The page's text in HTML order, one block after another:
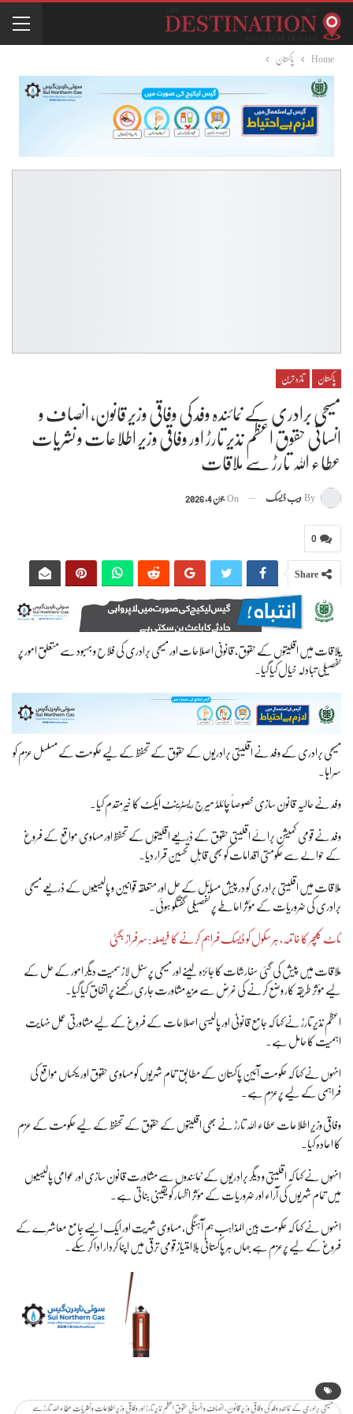
Home پاکستان
پاکستان تازہ ترین
مسیحی برادری کے نمائندہ وفد کی وفاقی وزیر قانون، انصاف و
انسانی حقوق اعظم نذیر تارڑ اور وفاقی وزیر اطلاعات و نشریات
عطاء اللہ تارڑ سے ملاقات
By ویب ڈیسک On جون 4, 2026
0
Share
ملاقات میں اقلیتوں کے حقوق، قانونی اصلاحات اور مسیحی برادری کی فلاح و بہبود سے متعلق امور پر
تفصیلی تبادلہ خیال کیا گیا۔
مسیحی برادری کے وفد نے اقلیتی برادریوں کے حقوق کے تحفظ کے لیے حکومت کے مسلسل عزم کو
سراہا۔
وفد نے حالیہ قانون سازی خصوصاً چائلڈ میرج ریسٹرینٹ ایکٹ کا خیرمقدم کیا۔
وفد نے قومی کمیشن برائے اقلیتی حقوق کے ذریعے اقلیتوں کے تحفظ اور مساوی مواقع کے فروغ
کے حوالے سے حکومتی اقدامات کو بھی قابلِ تحسین قرار دیا۔
ملاقات میں اقلیتی برادری کو درپیش مسائل کے حل اور متعلقہ قوانین و پالیسیوں کے ذریعے مسیحی
برادری کی ضروریات کے مؤثر احاطے پر تفصیلی گفتگو ہوئی۔
ٹاٹ کلچر کا خاتمہ، ہر سکول کو ڈیسک فراہم کرنے کا فیصلہ: سرفراز بگٹی
ملاقات میں پیش کی گئی سفارشات کا جائزہ لینے اور مسیحی پرسنل لاز سمیت دیگر امور کے حل کے
لیے مؤثر طریقہ کار وضع کرنے کی غرض سے مزید مشاورت جاری رکھنے پر اتفاق کیا گیا۔
اعظم نذیر تارڑ نے کہا کہ جامع قانونی اور پالیسی اصلاحات کے فروغ کے لیے مشاورتی عمل نہایت
اہمیت کا حامل ہے۔
انہوں نے کہا کہ حکومت آئینِ پاکستان کے مطابق تمام شہریوں کو مساوی حقوق اور یکساں مواقع کی
فراہمی کے لیے پرعزم ہے۔
وفاقی وزیر اطلاعات عطاء اللہ تارڑ نے بھی اقلیتوں کے حقوق کے تحفظ کے لیے حکومت کے عزم
کا اعادہ کیا۔
انہوں نے کہا کہ اقلیتی و دیگر برادریوں کے نمائندوں سے مشاورت قانون سازی اور عوامی پالیسیوں
میں تمام شہریوں کی آراء اور ضروریات کے مؤثر اظہار کو یقینی بناتی ہے۔
انہوں نے کہا کہ حکومت بین المذاہب ہم آہنگی، مساوی شہریت اور ایک ایسے جامع معاشرے کے
فروغ کے لیے پرعزم ہے جہاں ہر پاکستانی بلاامتیاز قومی ترقی میں اپنا کردار ادا کر سکے۔
مسیحی برادری کے نمائندہ وفد کی وفاقی وزیر قانون، انصاف و انسانی حقوق اعظم نذیر تارڑ اور وفاقی وزیر اطلاعات و نشریات عطاء اللہ تارڑ سے